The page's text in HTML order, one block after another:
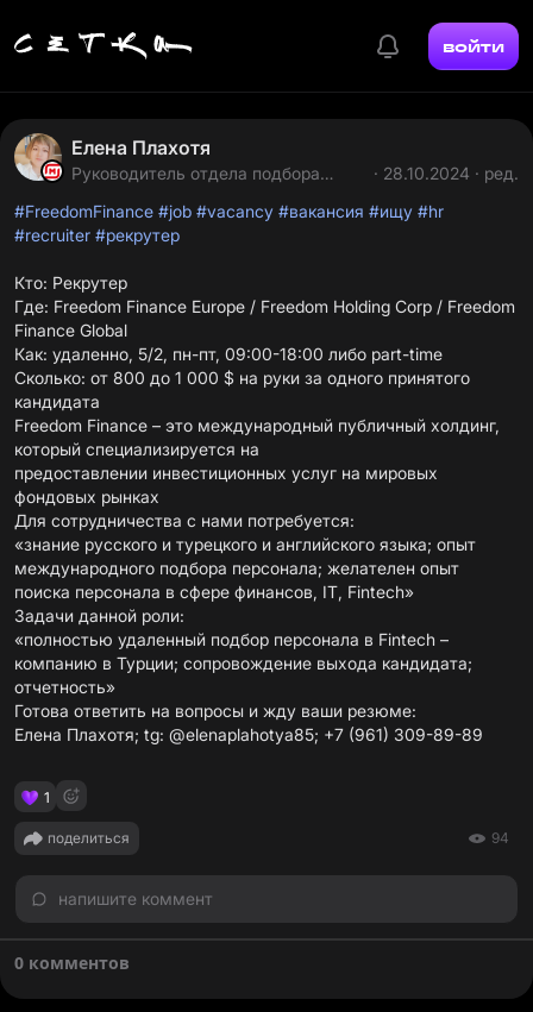
войти
Елена Плахотя
Руководитель отдела подбора
· 28.10.2024 · ред.
#FreedomFinance #job #vacancy #вакансия #ищу #hr
#recruiter #рекрутер
Кто: Рекрутер
Где: Freedom Finance Europe / Freedom Holding Corp / Freedom
Finance Global
Как: удаленно, 5/2, пн-пт, 09:00-18:00 либо part-time
Сколько: от 800 до 1 000 $ на руки за одного принятого
кандидата
Freedom Finance – это международный публичный холдинг,
который специализируется на
предоставлении инвестиционных услуг на мировых
фондовых рынках
Для сотрудничества с нами потребуется:
«знание русского и турецкого и английского языка; опыт
международного подбора персонала; желателен опыт
поиска персонала в сфере финансов, IT, Fintech»
Задачи данной роли:
«полностью удаленный подбор персонала в Fintech –
компанию в Турции; сопровождение выхода кандидата;
отчетность»
Готова ответить на вопросы и жду ваши резюме:
Елена Плахотя; tg: @elenaplahotya85; +7 (961) 309-89-89
1
поделиться 94
напишите коммент
0 комментов